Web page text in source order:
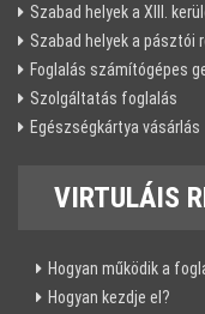
Szabad helyek a XIII.
Szabad helyek a pásztói
Foglalás számítógépes
Szolgáltatás foglalás
Egészségkártya vásárlás
VIRTULÁIS
Hogyan működik a
Hogyan kezdje el?